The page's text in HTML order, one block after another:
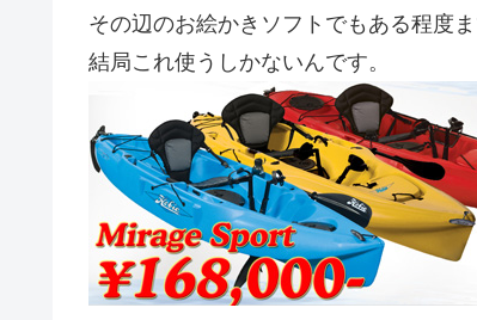
その辺のお絵かきソフトでもある程度ま
結局これ使うしかないんです。